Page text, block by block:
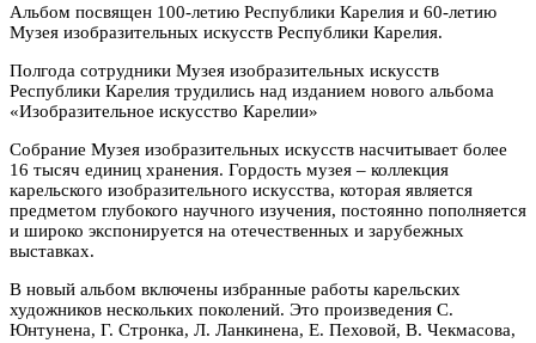
Альбом посвящен 100-летию Республики Карелия и 60-летию
Музея изобразительных искусств Республики Карелия.
Полгода сотрудники Музея изобразительных искусств
Республики Карелия трудились над изданием нового альбома
«Изобразительное искусство Карелии»
Собрание Музея изобразительных искусств насчитывает более
16 тысяч единиц хранения. Гордость музея – коллекция
карельского изобразительного искусства, которая является
предметом глубокого научного изучения, постоянно пополняется
и широко экспонируется на отечественных и зарубежных
выставках.
В новый альбом включены избранные работы карельских
художников нескольких поколений. Это произведения С.
Юнтунена, Г. Стронка, Л. Ланкинена, Е. Пеховой, В. Чекмасова,